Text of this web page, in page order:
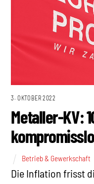
3. OKTOBER 2022
Metaller-KV:
Betrieb & Gewerkschaft
Die Inflation frisst